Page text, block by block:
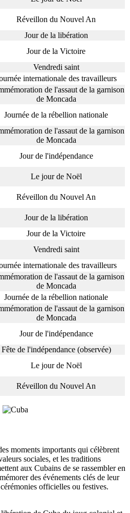
Réveillon du Nouvel An
Jour de la libération
Jour de la Victoire
Vendredi saint
internationale des travailleurs
de l'assaut de la garnison
de Moncada
Journée de la rébellion nationale
de l'assaut de la garnison
de Moncada
Jour de l'indépendance
Le jour de Noël
Réveillon du Nouvel An
Jour de la libération
Jour de la Victoire
Vendredi saint
internationale des travailleurs
de l'assaut de la garnison
de Moncada
Journée de la rébellion nationale
de l'assaut de la garnison
de Moncada
Jour de l'indépendance
Fête de l'indépendance (observée)
Le jour de Noël
Réveillon du Nouvel An
moments importants qui célèbrent
sociales, et les traditions
aux Cubains de se rassembler en
des événements clés de leur
officielles ou festives.